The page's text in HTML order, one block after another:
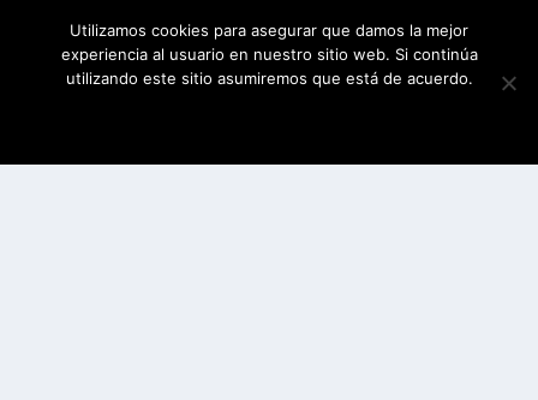
Utilizamos cookies para asegurar que damos la mejor
experiencia al usuario en nuestro sitio web. Si continúa
utilizando este sitio asumiremos que está de acuerdo.